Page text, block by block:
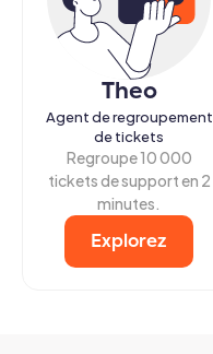
Theo
Agent de regroupement
de tickets
Regroupe 10 000
tickets de support en 2
minutes.
Explorez